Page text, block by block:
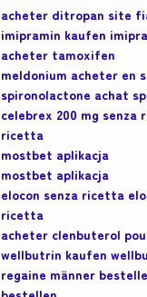
acheter ditropan site
imipramin kaufen
acheter tamoxifen
meldonium acheter en
spironolactone achat
celebrex 200 mg
ricetta
mostbet aplikacja
mostbet aplikacja
elocon senza ricetta
ricetta
acheter clenbuterol
wellbutrin kaufen
regaine männer